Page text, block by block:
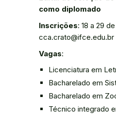
como diplomado
Inscrições: 18 a 29
cca.crato@ifce.edu.br
Vagas:
Licenciatura em
Bacharelado em
Bacharelado em
Técnico integrado